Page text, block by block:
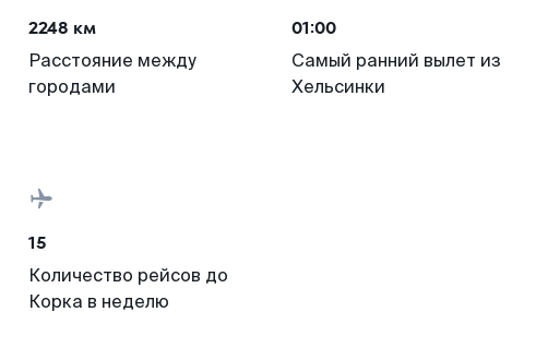
2248 км
Расстояние между
городами
01:00
Самый ранний вылет из
Хельсинки
15
Количество рейсов до
Корка в неделю